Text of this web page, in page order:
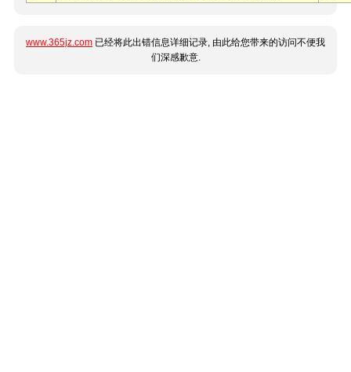
www.365jz.com 已经将此出错信息详细记录, 由此给您带来的访问不便我
们深感歉意.